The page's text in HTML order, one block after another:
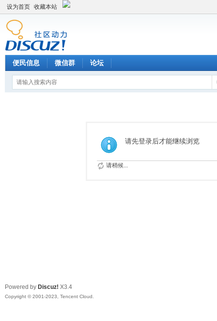
设为首页 收藏本站
便民信息 微信群 论坛
请先登录后才能继续浏览
请稍候...
Powered by Discuz! X3.4
Copyright © 2001-2023, Tencent Cloud.